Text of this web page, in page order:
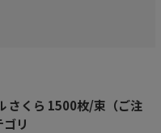
さくら 1500枚/束（ご注
リ